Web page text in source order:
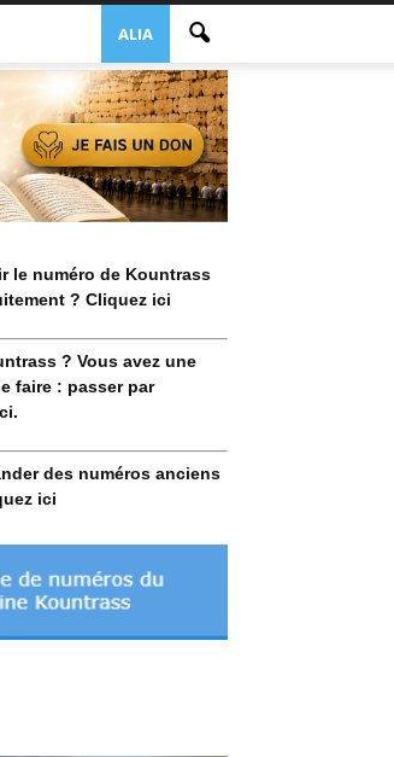
ALIA
le numéro de Kountrass
? Cliquez ici
? Vous avez une
faire : passer par
des numéros anciens
ici